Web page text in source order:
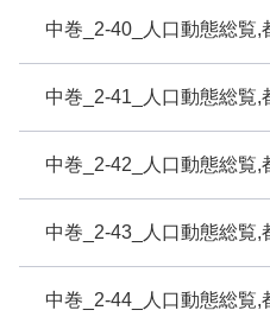
中巻_2-40_人口動態総覧,
中巻_2-41_人口動態総覧,
中巻_2-42_人口動態総覧,
中巻_2-43_人口動態総覧,
中巻_2-44_人口動態総覧,